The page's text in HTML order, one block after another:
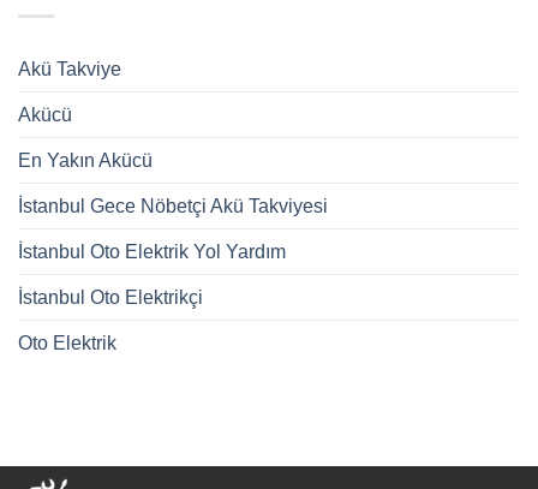
Akü Takviye
Akücü
En Yakın Akücü
İstanbul Gece Nöbetçi Akü Takviyesi
İstanbul Oto Elektrik Yol Yardım
İstanbul Oto Elektrikçi
Oto Elektrik